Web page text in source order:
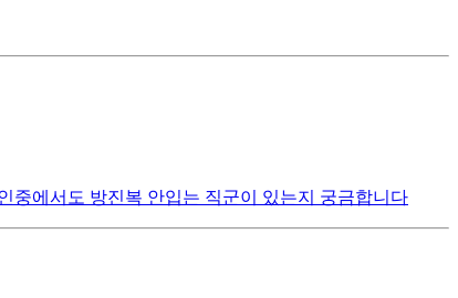
중에서도 방진복 안입는 직군이 있는지 궁금합니다